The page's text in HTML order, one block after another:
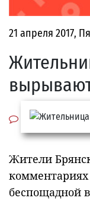
21 апреля 2017,
Жители
комментариях
беспощадной